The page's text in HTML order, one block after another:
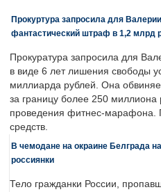
Прокуртура запросила для
фантастический штраф в 1,2 млрд
Прокуратура запросила для
в виде 6 лет лишения свободы
миллиарда рублей. Она
за границу более 250 миллиона
проведения фитнес-марафона.
средств.
В чемодане на окраине Белграда
россиянки
Тело гражданки России,